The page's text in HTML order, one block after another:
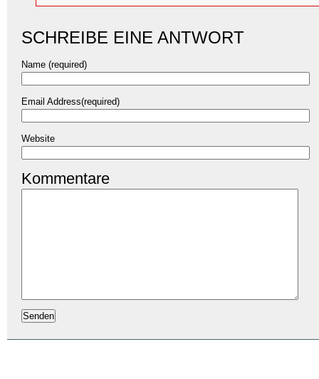
SCHREIBE EINE ANTWORT
Name (required)
Email Address(required)
Website
Kommentare